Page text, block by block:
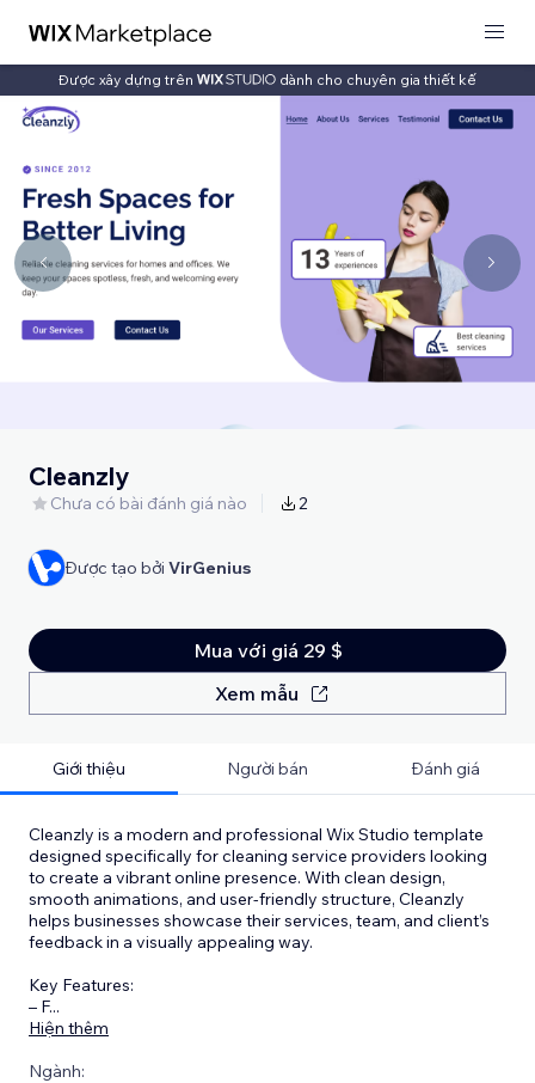
Được xây dựng trên dành cho chuyên gia thiết kế
Cleanzly
Chưa có bài đánh giá nào 2
Được tạo bởi VirGenius
Mua với giá 29 $
Xem mẫu
Giới thiệu Người bán Đánh giá
Cleanzly is a modern and professional Wix Studio template
designed specifically for cleaning service providers looking
to create a vibrant online presence. With clean design,
smooth animations, and user-friendly structure, Cleanzly
helps businesses showcase their services, team, and client’s
feedback in a visually appealing way.
Key Features:
– F...
Hiện thêm
Ngành: